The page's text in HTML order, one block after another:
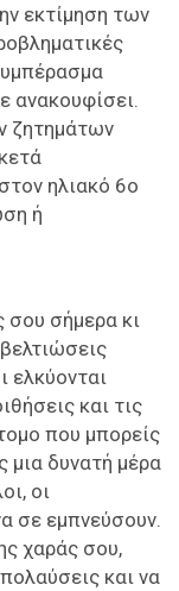
εκτίμηση των
ανακουφίσει.
ζητημάτων
ηλιακό 6ο
ή
σου σήμερα κι
ελκύονται
και τις
που μπορείς
μια δυνατή μέρα
οι
σε εμπνεύσουν.
χαράς σου,
και να